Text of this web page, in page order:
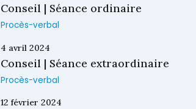
Conseil | Séance ordinaire
Procès-verbal
4 avril 2024
Conseil | Séance extraordinaire
Procès-verbal
12 février 2024